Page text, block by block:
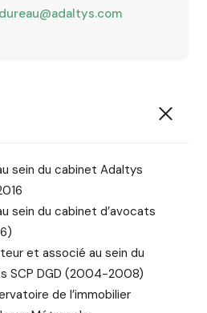
sein du cabinet Adaltys
sein du cabinet d’avocats
et associé au sein du
SCP DGD (2004-2008)
de l’immobilier